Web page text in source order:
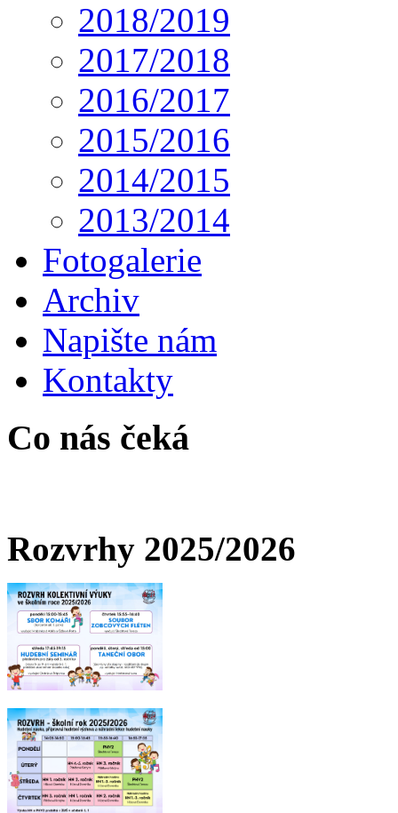
2018/2019
2017/2018
2016/2017
2015/2016
2014/2015
2013/2014
Fotogalerie
Archiv
Napište nám
Kontakty
Co nás čeká
Rozvrhy 2025/2026